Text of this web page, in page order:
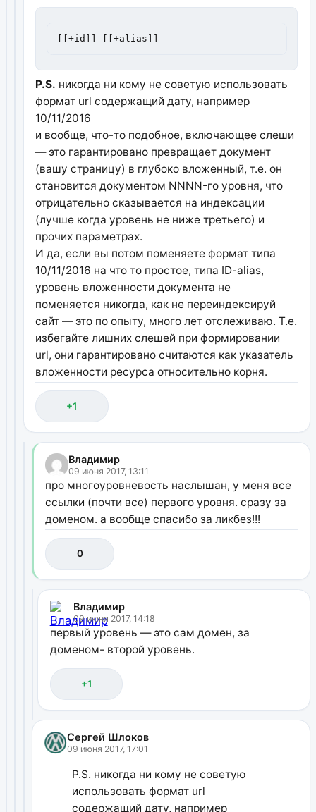
[[+id]]-[[+alias]]
P.S. никогда ни кому не советую использовать
формат url содержащий дату, например
10/11/2016
и вообще, что-то подобное, включающее слеши
— это гарантировано превращает документ
(вашу страницу) в глубоко вложенный, т.е. он
становится документом NNNN-го уровня, что
отрицательно сказывается на индексации
(лучше когда уровень не ниже третьего) и
прочих параметрах.
И да, если вы потом поменяете формат типа
10/11/2016 на что то простое, типа ID-alias,
уровень вложенности документа не
поменяется никогда, как не переиндексируй
сайт — это по опыту, много лет отслеживаю. Т.е.
избегайте лишних слешей при формировании
url, они гарантировано считаются как указатель
вложенности ресурса относительно корня.
+1
Владимир
09 июня 2017, 13:11
про многоуровневость наслышан, у меня все
ссылки (почти все) первого уровня. сразу за
доменом. а вообще спасибо за ликбез!!!
0
Владимир
09 июня 2017, 14:18
первый уровень — это сам домен, за
доменом- второй уровень.
+1
Сергей Шлоков
09 июня 2017, 17:01
P.S. никогда ни кому не советую
использовать формат url
содержащий дату, например